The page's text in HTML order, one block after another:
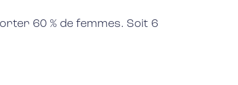
60 % de femmes. Soit 6